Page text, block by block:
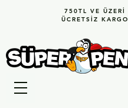
750TL VE ÜZERİ
ÜCRETSİZ KARGO